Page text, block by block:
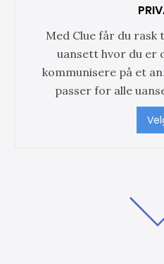
Med Clue får du
uansett hvor du er
kommunisere på et
passer for alle